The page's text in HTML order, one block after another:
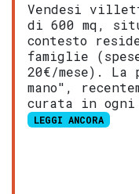
Vendesi
di 600 mq,
contesto
famiglie
20€/mese).
mano",
curata in
LEGGI ANCORA